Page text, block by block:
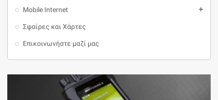
Mobile Internet add
Σφαίρες και Χάρτες
Επικοινωνήστε μαζί μας